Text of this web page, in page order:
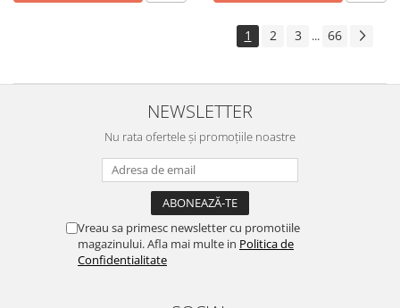
1 2 3 ... 66
NEWSLETTER
Nu rata ofertele și promoțiile noastre
Vreau sa primesc newsletter cu promotiile
magazinului. Afla mai multe in Politica de
Confidentialitate